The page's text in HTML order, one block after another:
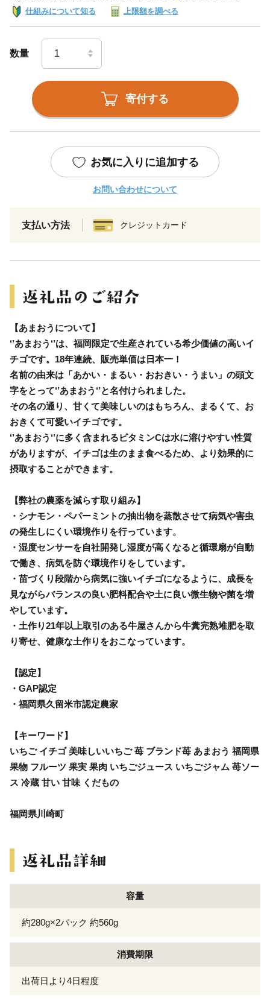
仕組みについて知る 上限額を調べる
数量
寄付する
お気に入りに追加する
お問い合わせについて
支払い方法 クレジットカード
【あまおうについて】
‘’あまおう‘’は、福岡限定で生産されている希少価値の高いイ
チゴです。18年連続、販売単価は日本一！
名前の由来は「あかい・まるい・おおきい・うまい」の頭文
字をとって‘’あまおう‘’と名付けられました。
その名の通り、甘くて美味しいのはもちろん、まるくて、お
おきくて可愛いイチゴです。
‘’あまおう‘’に多く含まれるビタミンCは水に溶けやすい性質
がありますが、イチゴは生のまま食べるため、より効果的に
摂取することができます。
【弊社の農薬を減らす取り組み】
・シナモン・ペパーミントの抽出物を蒸散させて病気や害虫
の発生しにくい環境作りを行っています。
・湿度センサーを自社開発し湿度が高くなると循環扇が自動
で働き、病気を防ぐ環境作りをしています。
・苗づくり段階から病気に強いイチゴになるように、成長を
見ながらバランスの良い肥料配合や土に良い微生物や菌を増
やしています。
・土作り21年以上取引のある牛屋さんから牛糞完熟堆肥を取
り寄せ、健康な土作りをおこなっています。
【認定】
・GAP認定
・福岡県久留米市認定農家
【キーワード】
いちご イチゴ 美味しいいちご 苺 ブランド苺 あまおう 福岡県
果物 フルーツ 果実 果肉 いちごジュース いちごジャム 苺ソー
ス 冷蔵 甘い 甘味 くだもの
福岡県川崎町
容量
約280g×2パック 約560g
消費期限
出荷日より4日程度